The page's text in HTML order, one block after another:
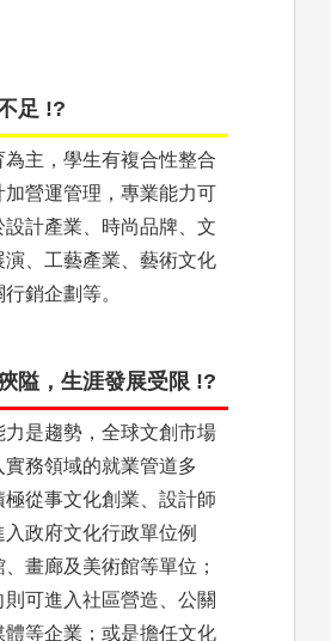
足 !?
為主，學生有複合性整合
營運管理，專業能力可
設計產業、時尚品牌、文
演、工藝產業、藝術文化
銷企劃等。
隘，生涯發展受限 !?
力是趨勢，全球文創市場
實務領域的就業管道多
極從事文化創業、設計師
入政府文化行政單位例
畫廊及美術館等單位；
可進入社區營造、公關
體等企業；或是擔任文化